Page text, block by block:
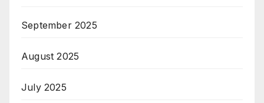
September 2025
August 2025
July 2025